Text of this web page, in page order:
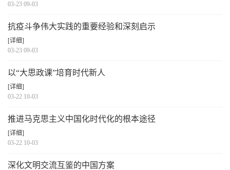
03-23 09-03
抗疫斗争伟大实践的重要经验和深刻启示
[详细]
03-23 09-03
以“大思政课”培育时代新人
[详细]
03-22 10-03
推进马克思主义中国化时代化的根本途径
[详细]
03-22 10-03
深化文明交流互鉴的中国方案